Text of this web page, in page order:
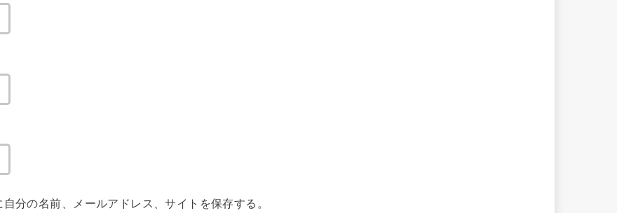
分の名前、メールアドレス、サイトを保存する。